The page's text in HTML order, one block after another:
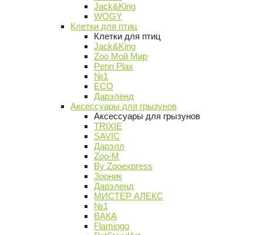
Jack&King
WOGY
Клетки для птиц
Клетки для птиц
Jack&King
Zoo Мой Мир
Penn Plax
№1
ECO
Дарэленд
Аксессуары для грызунов
Аксессуары для грызунов
TRIXIE
SAVIC
Дарэлл
Zoo-M
By Zooexpress
Зооник
Дарэленд
МИСТЕР АЛЕКС
№1
ВАКА
Flamingo